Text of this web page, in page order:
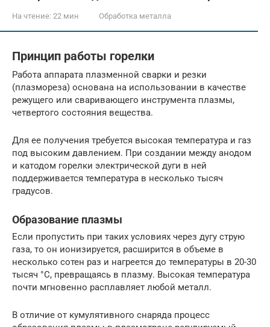
На чтение: 22 мин Обработка металла
Принцип работы горелки
Работа аппарата плазменной сварки и резки
(плазмореза) основана на использовании в качестве
режущего или сваривающего инструмента плазмы,
четвертого состояния вещества.
Для ее получения требуется высокая температура и газ
под высоким давлением. При создании между анодом
и катодом горелки электрической дуги в ней
поддерживается температура в несколько тысяч
градусов.
Образование плазмы
Если пропустить при таких условиях через дугу струю
газа, то он ионизируется, расширится в объеме в
несколько сотен раз и нагреется до температуры в 20-30
тысяч °C, превращаясь в плазму. Высокая температура
почти мгновенно расплавляет любой металл.
В отличие от кумулятивного снаряда процесс